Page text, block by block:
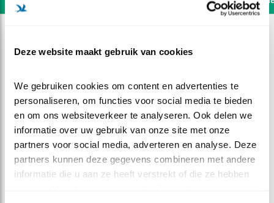
Deze website maakt gebruik van cookies
We gebruiken cookies om content en advertenties te
personaliseren, om functies voor social media te bieden
en om ons websiteverkeer te analyseren. Ook delen we
informatie over uw gebruik van onze site met onze
partners voor social media, adverteren en analyse. Deze
partners kunnen deze gegevens combineren met andere
informatie die u aan ze heeft verstrekt of die ze hebben